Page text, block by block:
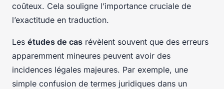
coûteux. Cela souligne l’importance cruciale de
l’exactitude en traduction.
Les études de cas révèlent souvent que des erreurs
apparemment mineures peuvent avoir des
incidences légales majeures. Par exemple, une
simple confusion de termes juridiques dans un